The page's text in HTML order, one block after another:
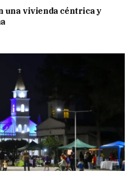
una vivienda céntrica y